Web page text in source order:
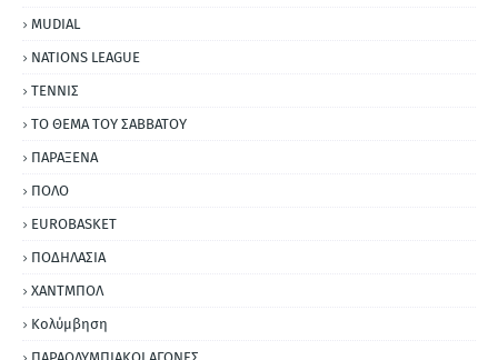
MUDIAL
NATIONS LEAGUE
ΤΕΝΝΙΣ
ΤΟ ΘΕΜΑ ΤΟΥ ΣΑΒΒΑΤΟΥ
ΠΑΡΑΞΕΝΑ
ΠΟΛΟ
EUROBASKET
ΠΟΔΗΛΑΣΙΑ
ΧΑΝΤΜΠΟΛ
Κολύμβηση